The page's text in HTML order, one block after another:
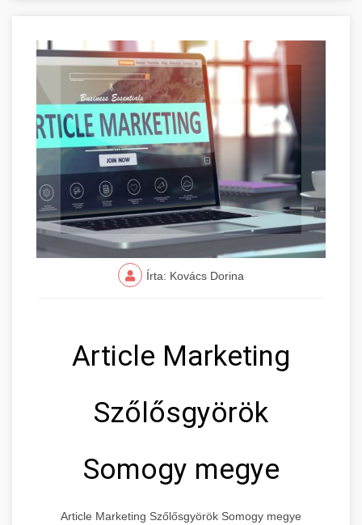
Írta: Kovács Dorina
Article Marketing
Szőlősgyörök
Somogy megye
Article Marketing Szőlősgyörök Somogy megye